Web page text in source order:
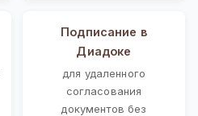
Подписание в
Диадоке
для удаленного
согласования
документов без